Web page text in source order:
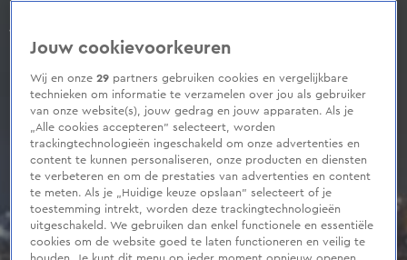
of
seconds
Jouw cookievoorkeuren
Wij en onze29 partners gebruiken cookies en vergelijkbare
technieken om informatie te verzamelen over jou als gebruiker
van onze website(s), jouw gedrag en jouw apparaten. Als je
„Alle cookies accepteren” selecteert, worden
trackingtechnologieën ingeschakeld om onze advertenties en
content te kunnen personaliseren, onze producten en diensten
te verbeteren en om de prestaties van advertenties en content
te meten. Als je „Huidige keuze opslaan” selecteert of je
toestemming intrekt, worden deze trackingtechnologieën
uitgeschakeld. We gebruiken dan enkel functionele en essentiële
cookies om de website goed te laten functioneren en veilig te